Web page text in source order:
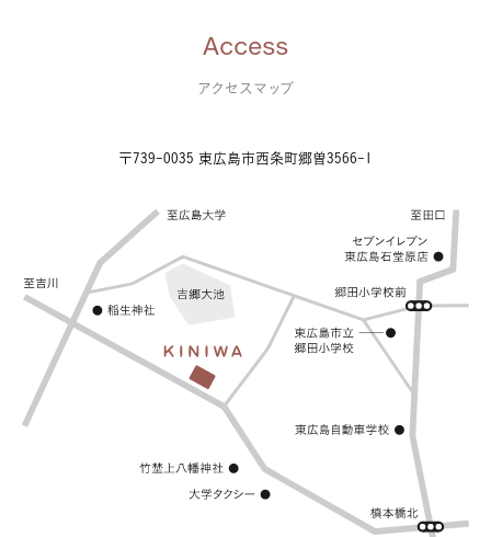
Access
アクセスマップ
〒739-0035 東広島市西条町郷曽3566-1